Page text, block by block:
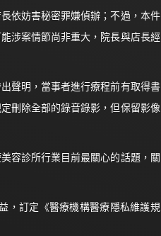
依妨害秘密罪嫌偵辦；不過，本件
涉案情節尚非重大，院長與店長經
聲明，當事者進行療程前有取得書
刪除全部的錄音錄影，但保留影像
容診所行業目前最關心的話題，關
訂定《醫療機構醫療隱私維護規